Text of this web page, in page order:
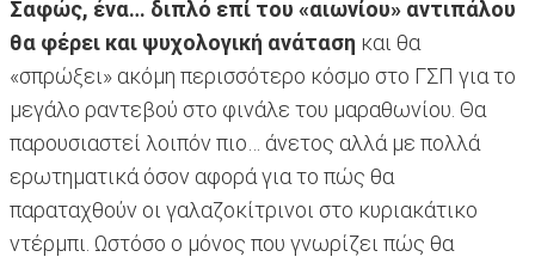
Σαφώς, ένα… διπλό επί του «αιωνίου» αντιπάλου
θα φέρει και ψυχολογική ανάταση και θα
«σπρώξει» ακόμη περισσότερο κόσμο στο ΓΣΠ για το
μεγάλο ραντεβού στο φινάλε του μαραθωνίου. Θα
παρουσιαστεί λοιπόν πιο… άνετος αλλά με πολλά
ερωτηματικά όσον αφορά για το πώς θα
παραταχθούν οι γαλαζοκίτρινοι στο κυριακάτικο
ντέρμπι. Ωστόσο ο μόνος που γνωρίζει πώς θα